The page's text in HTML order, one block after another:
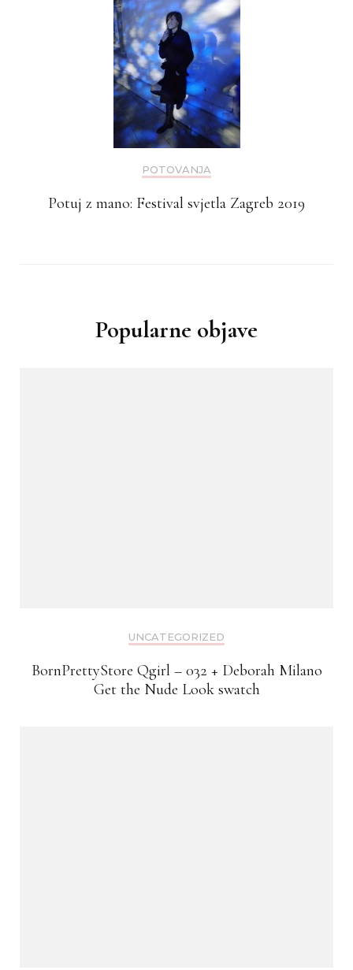
POTOVANJA
Potuj z mano: Festival svjetla Zagreb 2019
Popularne objave
UNCATEGORIZED
BornPrettyStore Qgirl – 032 + Deborah Milano
Get the Nude Look swatch